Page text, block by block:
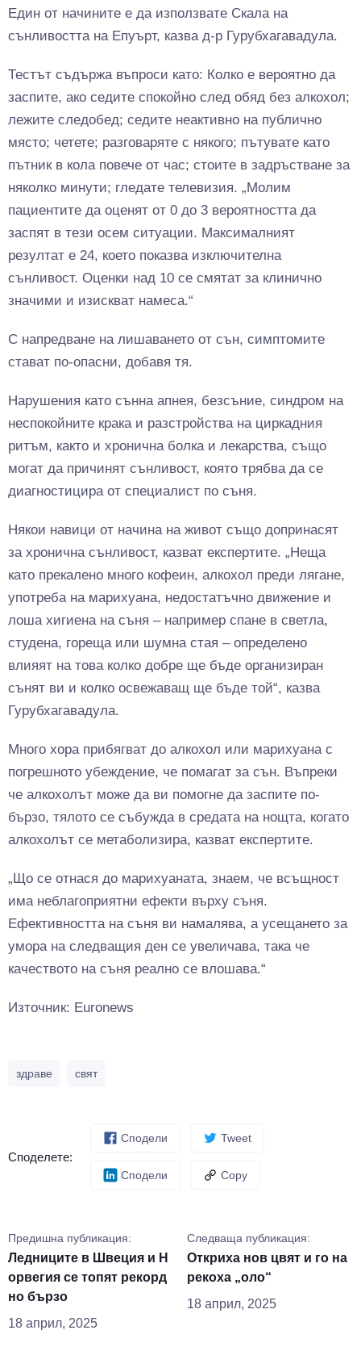
Един от начините е да използвате Скала на
сънливостта на Епуърт, казва д-р Гурубхагавадула.
Тестът съдържа въпроси като: Колко е вероятно да
заспите, ако седите спокойно след обяд без алкохол;
лежите следобед; седите неактивно на публично
място; четете; разговаряте с някого; пътувате като
пътник в кола повече от час; стоите в задръстване за
няколко минути; гледате телевизия. „Молим
пациентите да оценят от 0 до 3 вероятността да
заспят в тези осем ситуации. Максималният
резултат е 24, което показва изключителна
сънливост. Оценки над 10 се смятат за клинично
значими и изискват намеса.“
С напредване на лишаването от сън, симптомите
стават по-опасни, добавя тя.
Нарушения като сънна апнея, безсъние, синдром на
неспокойните крака и разстройства на циркадния
ритъм, както и хронична болка и лекарства, също
могат да причинят сънливост, която трябва да се
диагностицира от специалист по съня.
Някои навици от начина на живот също допринасят
за хронична сънливост, казват експертите. „Неща
като прекалено много кофеин, алкохол преди лягане,
употреба на марихуана, недостатъчно движение и
лоша хигиена на съня – например спане в светла,
студена, гореща или шумна стая – определено
влияят на това колко добре ще бъде организиран
сънят ви и колко освежаващ ще бъде той“, казва
Гурубхагавадула.
Много хора прибягват до алкохол или марихуана с
погрешното убеждение, че помагат за сън. Въпреки
че алкохолът може да ви помогне да заспите по-
бързо, тялото се събужда в средата на нощта, когато
алкохолът се метаболизира, казват експертите.
„Що се отнася до марихуаната, знаем, че всъщност
има неблагоприятни ефекти върху съня.
Ефективността на съня ви намалява, а усещането за
умора на следващия ден се увеличава, така че
качеството на съня реално се влошава.“
Източник: Euronews
здраве свят
Споделете:
Сподели Tweet
Сподели Copy
Предишна публикация:
Ледниците в Швеция и Н
орвегия се топят рекорд
но бързо
18 април, 2025
Следваща публикация:
Откриха нов цвят и го на
рекоха „оло“
18 април, 2025